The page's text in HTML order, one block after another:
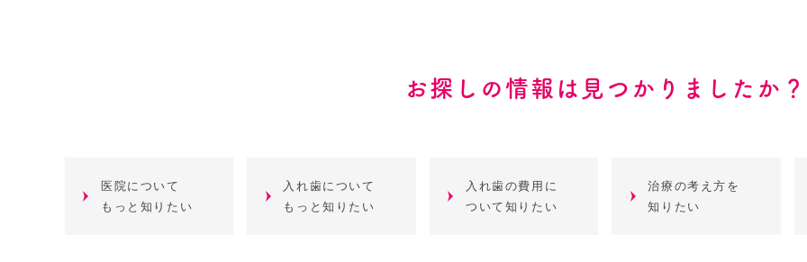
お探しの情報は見つかりましたか？
医院について
もっと知りたい
入れ歯について
もっと知りたい
入れ歯の費用に
ついて知りたい
治療の考え方を
知りたい